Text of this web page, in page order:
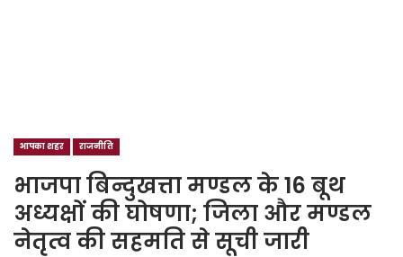
आपका शहर राजनीति
भाजपा बिन्दुखत्ता मण्डल के 16 बूथ
अध्यक्षों की घोषणा; जिला और मण्डल
नेतृत्व की सहमति से सूची जारी